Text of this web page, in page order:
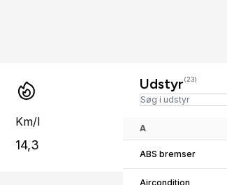
Km/l
14,3
Udstyr(23)
A
ABS bremser
Aircondition